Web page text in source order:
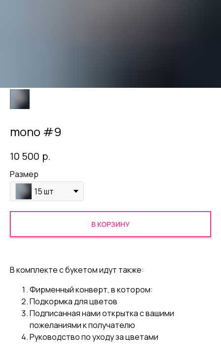
mono #9
10 500 р.
Размер
15 шт
В КОРЗИНУ
В комплекте с букетом идут также:
Фирменный конверт, в котором:
Подкормка для цветов
Подписанная нами открытка с вашими
пожеланиями к получателю
Руководство по уходу за цветами